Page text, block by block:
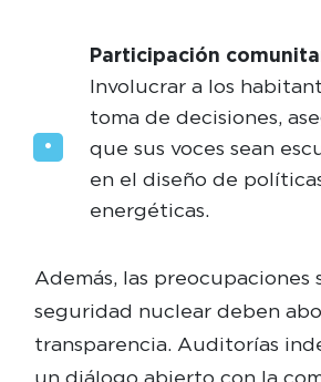
Participación
Involucrar a los
toma de decisiones,
que sus voces sean
en el diseño de
energéticas.
Además, las preocupaciones
seguridad nuclear deben
transparencia. Auditorías